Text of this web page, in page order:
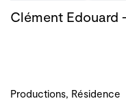
Clément Edouard
Productions, Résidence